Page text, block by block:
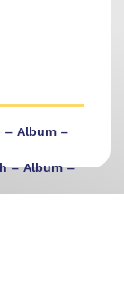
– Album –
– Album –